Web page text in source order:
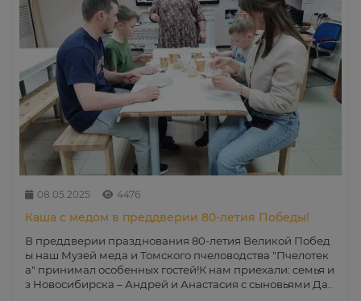
08.05.2025 4476
Каша с медом в преддверии 80-летия Победы!
В преддверии празднования 80-летия Великой Побед
ы наш Музей меда и Томского пчеловодства "Пчелотек
а" принимал особенных гостей!К нам приехали: семья и
з Новосибирска – Андрей и Анастасия с сыновьями Да..